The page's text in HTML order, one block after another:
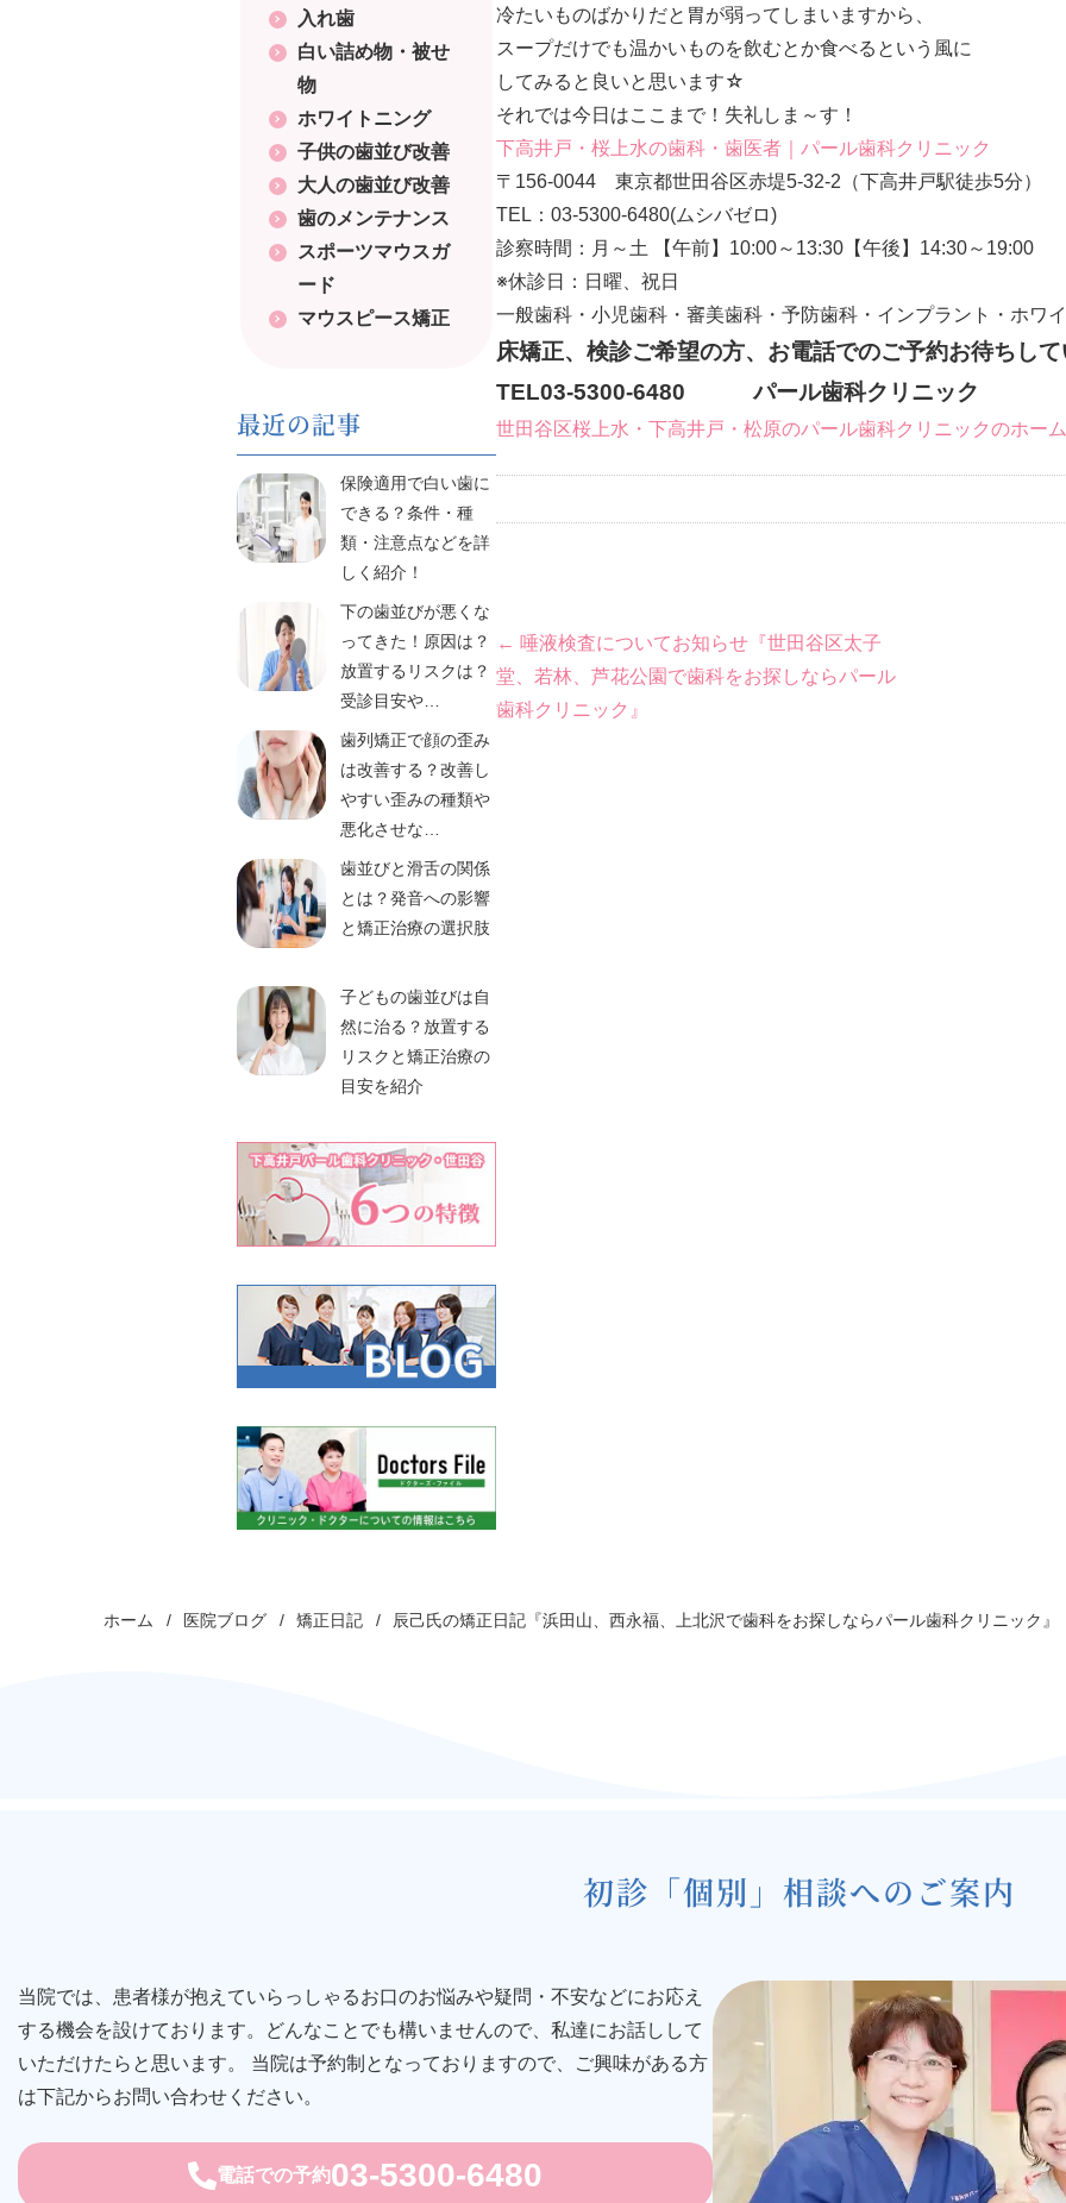
冷たいものばかりだと胃が弱ってしまいますから、
スープだけでも温かいものを飲むとか食べるという風に
してみると良いと思います☆
それでは今日はここまで！失礼しま～す！
下高井戸・桜上水の歯科・歯医者｜パール歯科クリニック
〒156-0044 東京都世田谷区赤堤5-32-2（下高井戸駅徒歩5分）
TEL：03-5300-6480(ムシバゼロ)
診察時間：月～土 【午前】10:00～13:30【午後】14:30～19:00
※休診日：日曜、祝日
一般歯科・小児歯科・審美歯科・予防歯科・インプラント・ホワ
床矯正、検診ご希望の方、お電話でのご予約お待ちして
TEL03-5300-6480 パール歯科クリニック
世田谷区桜上水・下高井戸・松原のパール歯科クリニックのホー
投
稿
← 唾液検査についてお知らせ『世田谷区太子
堂、若林、芦花公園で歯科をお探しならパール
歯科クリニック』
入れ歯
白い詰め物・被せ
物
ホワイトニング
子供の歯並び改善
大人の歯並び改善
歯のメンテナンス
スポーツマウスガ
ード
マウスピース矯正
最近の記事
保険適用で白い歯に
できる？条件・種
類・注意点などを詳
しく紹介！
下の歯並びが悪くな
ってきた！原因は？
放置するリスクは？
受診目安や…
歯列矯正で顔の歪み
は改善する？改善し
やすい歪みの種類や
悪化させな…
歯並びと滑舌の関係
とは？発音への影響
と矯正治療の選択肢
子どもの歯並びは自
然に治る？放置する
リスクと矯正治療の
目安を紹介
ホーム 医院ブログ 矯正日記 辰己氏の矯正日記『浜田山、西永福、上北沢で歯科をお探しならパール歯科クリニック』
初診「個別」相談へのご案内
当院では、患者様が抱えていらっしゃるお口のお悩みや疑問・不安などにお応え
する機会を設けております。どんなことでも構いませんので、私達にお話しして
いただけたらと思います。 当院は予約制となっておりますので、ご興味がある方
は下記からお問い合わせください。
電話での予約03-5300-6480